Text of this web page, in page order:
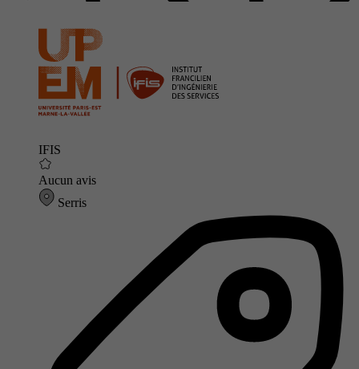
IFIS
Aucun avis
Serris